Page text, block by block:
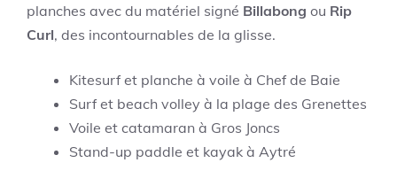
planches avec du matériel signé Billabong ou Rip
Curl, des incontournables de la glisse.
Kitesurf et planche à voile à Chef de Baie
Surf et beach volley à la plage des Grenettes
Voile et catamaran à Gros Joncs
Stand-up paddle et kayak à Aytré